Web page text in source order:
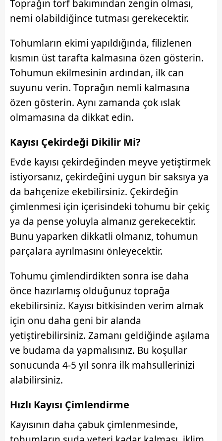
Sizlere daha iyi bir hizmet sunabilmek için İnternet
Sitemizde kendimize ve üçüncü kişilere ait çerezler
kullanılmaktadır. Bu çerezler vasıtasıyla çeşitli kişisel
verileriniz işlenmekte olup gerekli olan çerezler bilgi
toplumu hizmetlerinin sunulması amacıyla
kullanılmaktadır. Diğer çerezler, sitemizin daha işlevsel
kılınması ve kişiselleştirilmesi ve sizlere yönelik
reklam/pazarlama faaliyetlerinin yapılması, amaçlarıyla
sınırlı olarak açık rızanız dahilinde kullanılacaktır.
vasıtasıyla belirleyebilirsiniz. Çerezlere ilişkin detaylı bilgi
için Ayarlar butonuna tıklayabilir,
Çerez Bilgilendirme
Metnimiziziyaret edebilirsiniz.
6698 sayılı Kişisel Verilerin Korunması Kanunu uyarınca
hazırlanmış Aydınlatma Metnimizi okumak ve sitemizde
ilgili mevzuata uygun olarak kullanılan çerezlerle ilgili bilgi
almak için lütfentıklayınız .
Toprağın torf bakımından zengin olması,
nemi olabildiğince tutması gerekecektir.
Tohumların ekimi yapıldığında, filizlenen
kısmın üst tarafta kalmasına özen gösterin.
Tohumun ekilmesinin ardından, ilk can
suyunu verin. Toprağın nemli kalmasına
özen gösterin. Aynı zamanda çok ıslak
olmamasına da dikkat edin.
Kayısı Çekirdeği Dikilir Mi?
Evde kayısı çekirdeğinden meyve yetiştirmek
istiyorsanız, çekirdeğini uygun bir saksıya ya
da bahçenize ekebilirsiniz. Çekirdeğin
çimlenmesi için içerisindeki tohumu bir çekiç
ya da pense yoluyla almanız gerekecektir.
Bunu yaparken dikkatli olmanız, tohumun
parçalara ayrılmasını önleyecektir.
Tohumu çimlendirdikten sonra ise daha
önce hazırlamış olduğunuz toprağa
ekebilirsiniz. Kayısı bitkisinden verim almak
için onu daha geni bir alanda
yetiştirebilirsiniz. Zamanı geldiğinde aşılama
ve budama da yapmalısınız. Bu koşullar
sonucunda 4-5 yıl sonra ilk mahsullerinizi
alabilirsiniz.
Hızlı Kayısı Çimlendirme
Kayısının daha çabuk çimlenmesinde,